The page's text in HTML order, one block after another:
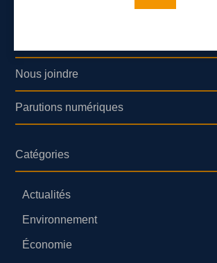
Nous joindre
Parutions numériques
Catégories
Actualités
Environnement
Économie